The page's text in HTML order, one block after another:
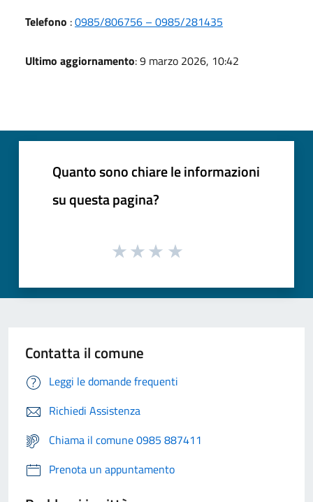
Telefono :0985/806756 – 0985/281435
Ultimo aggiornamento: 9 marzo 2026, 10:42
Quanto sono chiare le informazioni
su questa pagina?
Contatta il comune
Leggi le domande frequenti
Richiedi Assistenza
Chiama il comune 0985 887411
Prenota un appuntamento